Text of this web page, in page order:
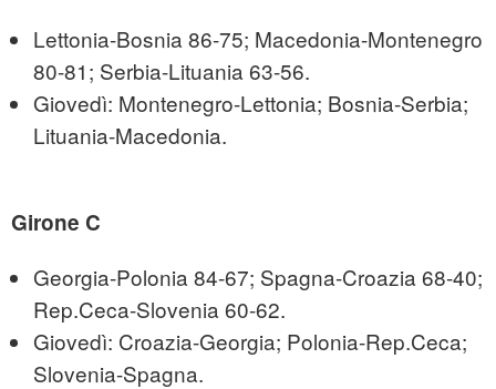
Lettonia-Bosnia 86-75; Macedonia-Montenegro
80-81; Serbia-Lituania 63-56.
Giovedì: Montenegro-Lettonia; Bosnia-Serbia;
Lituania-Macedonia.
Girone C
Georgia-Polonia 84-67; Spagna-Croazia 68-40;
Rep.Ceca-Slovenia 60-62.
Giovedì: Croazia-Georgia; Polonia-Rep.Ceca;
Slovenia-Spagna.